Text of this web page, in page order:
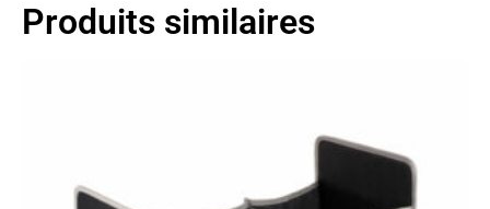
Produits similaires